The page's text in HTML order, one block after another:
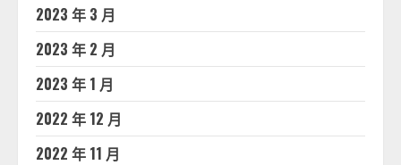
2023 年 3 月
2023 年 2 月
2023 年 1 月
2022 年 12 月
2022 年 11 月